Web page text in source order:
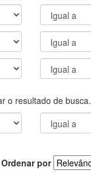
o resultado de busca.
Ordenar por